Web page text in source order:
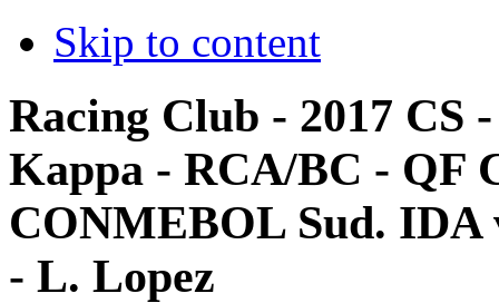
Skip to content
Racing Club - 2017 CS
Kappa - RCA/BC - QF
CONMEBOL Sud. IDA
- L. Lopez